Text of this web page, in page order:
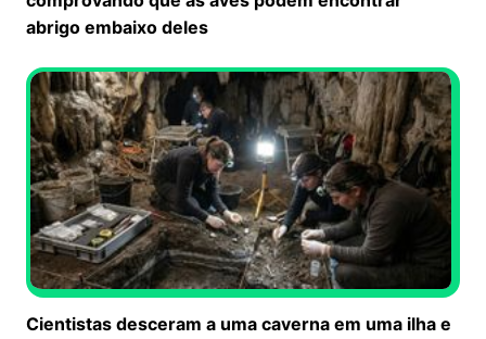
abrigo embaixo deles
Cientistas desceram a uma caverna em uma ilha e